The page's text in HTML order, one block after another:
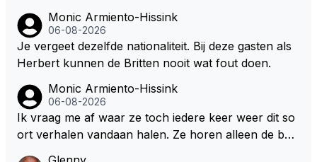
oon. Ieder jaar is er in Hongarije een uitje voor zijn t
eam. Op 28-jarige leeftijd is hij al eigenaar van een su
ccesvol raceteam. Hij is niet alleen speciaal in de aut
Monic Armiento-Hissink
06-08-2026
Je vergeet dezelfde nationaliteit. Bij deze gasten als
Herbert kunnen de Britten nooit wat fout doen.
Monic Armiento-Hissink
06-08-2026
Ik vraag me af waar ze toch iedere keer weer dit so
ort verhalen vandaan halen. Ze horen alleen de boa